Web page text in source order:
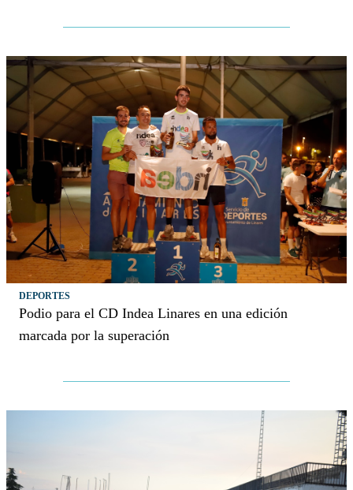
DEPORTES
Podio para el CD Indea Linares en una edición
marcada por la superación